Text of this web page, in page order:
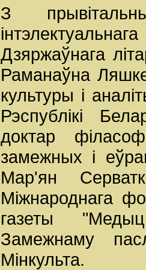
З
Дзяржаўнага
Раманаўна
культуры і
Рэспублікі
доктар
замежных і
Мар'ян
Міжнароднага
газеты
Замежнаму
Мінкульта.